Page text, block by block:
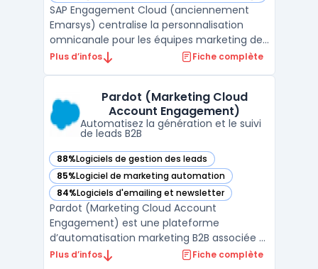
SAP Engagement Cloud (anciennement
Emarsys) centralise la personnalisation
omnicanale pour les équipes marketing des
grandes marques, en unifiant les données
opérant sur plusieurs canaux, ce logiciel
traite en temps rée ...
Plus d’infos Fiche complète
Pardot (Marketing Cloud
Account Engagement)
Automatisez la génération et le suivi
de leads B2B
88%Logiciels de gestion des leads
— voir Pardot (Marketing Cloud Account Engagement)
85%Logiciel de marketing automation
— voir Pardot (Marketing Cloud Account Engagement)
84%Logiciels d'emailing et newsletter
— voir Pardot (Marketing Cloud Account Engagement)
Pardot (Marketing Cloud Account
Engagement) est une plateforme
d’automatisation marketing B2B associée à
Salesforce CRM, destinée à la gestion de la
Plus d’infos Fiche complète